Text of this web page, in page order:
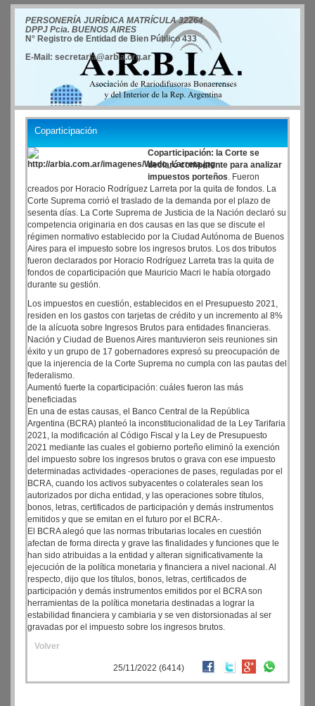
PERSONERÍA JURÍDICA MATRÍCULA 32264
DPPJ Pcia. BUENOS AIRES
N° Registro de Entidad de Bien Público 433
E-Mail: secretaria@arbia.org.ar
Coparticipación
Coparticipación: la Corte se
declaró competente para analizar
impuestos porteños. Fueron
creados por Horacio Rodríguez Larreta por la quita de fondos. La
Corte Suprema corrió el traslado de la demanda por el plazo de
sesenta días. La Corte Suprema de Justicia de la Nación declaró su
competencia originaria en dos causas en las que se discute el
régimen normativo establecido por la Ciudad Autónoma de Buenos
Aires para el impuesto sobre los ingresos brutos. Los dos tributos
fueron declarados por Horacio Rodríguez Larreta tras la quita de
fondos de coparticipación que Mauricio Macri le había otorgado
durante su gestión.
Los impuestos en cuestión, establecidos en el Presupuesto 2021,
residen en los gastos con tarjetas de crédito y un incremento al 8%
de la alícuota sobre Ingresos Brutos para entidades financieras.
Nación y Ciudad de Buenos Aires mantuvieron seis reuniones sin
éxito y un grupo de 17 gobernadores expresó su preocupación de
que la injerencia de la Corte Suprema no cumpla con las pautas del
federalismo.
Aumentó fuerte la coparticipación: cuáles fueron las más
beneficiadas
En una de estas causas, el Banco Central de la República
Argentina (BCRA) planteó la inconstitucionalidad de la Ley Tarifaria
2021, la modificación al Código Fiscal y la Ley de Presupuesto
2021 mediante las cuales el gobierno porteño eliminó la exención
del impuesto sobre los ingresos brutos o grava con ese impuesto
determinadas actividades -operaciones de pases, reguladas por el
BCRA, cuando los activos subyacentes o colaterales sean los
autorizados por dicha entidad, y las operaciones sobre títulos,
bonos, letras, certificados de participación y demás instrumentos
emitidos y que se emitan en el futuro por el BCRA-.
El BCRA alegó que las normas tributarias locales en cuestión
afectan de forma directa y grave las finalidades y funciones que le
han sido atribuidas a la entidad y alteran significativamente la
ejecución de la política monetaria y financiera a nivel nacional. Al
respecto, dijo que los títulos, bonos, letras, certificados de
participación y demás instrumentos emitidos por el BCRA son
herramientas de la política monetaria destinadas a lograr la
estabilidad financiera y cambiaria y se ven distorsionadas al ser
gravadas por el impuesto sobre los ingresos brutos.
Volver
25/11/2022 (6414)